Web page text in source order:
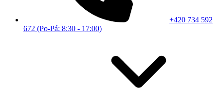
+420 734 592
672 (Po-Pá: 8:30 - 17:00)